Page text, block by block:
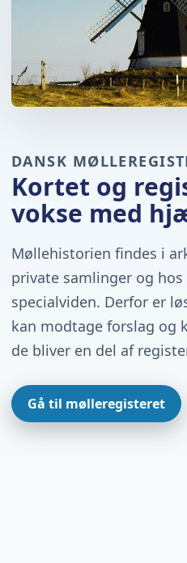
DANSK
Kortet og
vokse med
Møllehistorien findes i
private samlinger og
specialviden. Derfor er
kan modtage forslag og
de bliver en del af
Gå til mølleregisteret